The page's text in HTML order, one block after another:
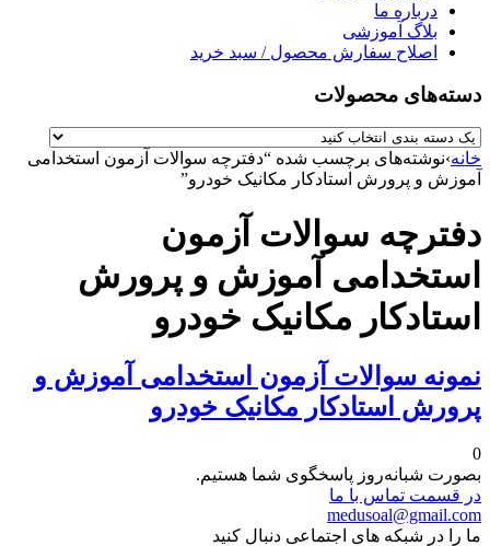
درباره ما
بلاگ آموزشی
اصلاح سفارش محصول / سبد خرید
دسته‌های محصولات
خانه›نوشته‌های برچسب شده “دفترچه سوالات آزمون استخدامی
آموزش و پرورش استادکار مکانیک خودرو”
دفترچه سوالات آزمون
استخدامی آموزش و پرورش
استادکار مکانیک خودرو
نمونه سوالات آزمون استخدامی آموزش و
پرورش استادکار مکانیک خودرو
0
بصورت شبانه‌روز پاسخگوی شما هستیم.
در قسمت تماس با ما
medusoal@gmail.com
ما را در شبکه های اجتماعی دنبال کنید